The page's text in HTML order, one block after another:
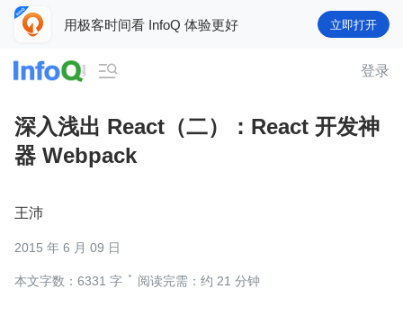
用极客时间看 InfoQ 体验更好 立即打开
 登录
深入浅出 React（二）：React 开发神
器 Webpack
王沛
2015 年 6 月 09 日
本文字数：6331 字 阅读完需：约 21 分钟